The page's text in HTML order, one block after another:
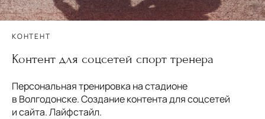
КОНТЕНТ
Контент для соцсетей спорт тренера
Персональная тренировка на стадионе
в Волгодонске. Создание контента для соцсетей
и сайта. Лайфстайл.